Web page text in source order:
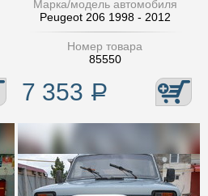
Марка/модель автомобиля
Peugeot 206 1998 - 2012
Номер товара
85550
7 353 Р